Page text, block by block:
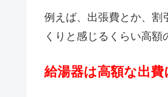
例えば、出張費とか、割
くりと感じるくらい高額
給湯器は高額な出